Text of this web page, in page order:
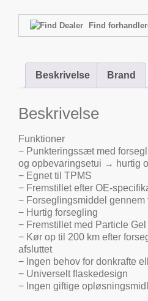
Find
Beskrivelse Brand
Beskrivelse
Funktioner
− Punkteringssæt med
og opbevaringsetui → hurtig
− Egnet til TPMS
− Fremstillet efter OE-
− Forseglingsmiddel gennem
− Hurtig forsegling
− Fremstillet med Particle
− Kør op til 200 km efter
afsluttet
− Ingen behov for donkrafte
− Universelt flaskedesign
− Ingen giftige